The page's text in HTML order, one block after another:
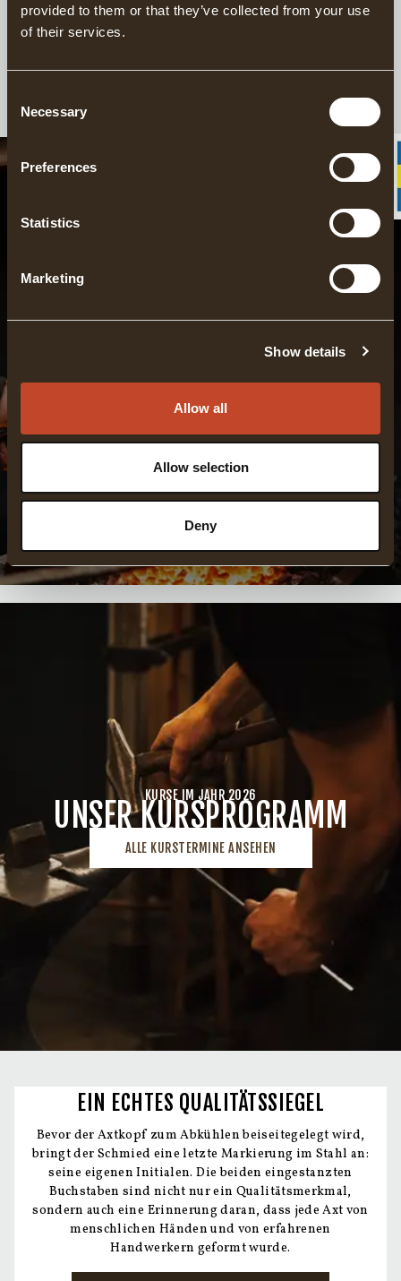
provided to them or that they’ve collected from your use
of their services.
Selection
Necessary
Preferences
Statistics
Marketing
Show details
Allow all
Allow selection
Deny
Blockbaukursen in verschiedenen Längen und
SCHMIEDE- &
BLOCKBAUKURSE
KURS FINDEN & BUCHEN
KURSE IM JAHR 2026
UNSER KURSPROGRAMM
ALLE KURSTERMINE ANSEHEN
EIN ECHTES QUALITÄTS­SIEGEL
Bevor der Axtkopf zum Abkühlen beiseitegelegt wird,
bringt der Schmied eine letzte Markierung im Stahl an:
seine eigenen Initialen. Die beiden eingestanzten
Buchstaben sind nicht nur ein Qualitätsmerkmal,
sondern auch eine Erinnerung daran, dass jede Axt von
menschlichen Händen und von erfahrenen
Handwerkern geformt wurde.